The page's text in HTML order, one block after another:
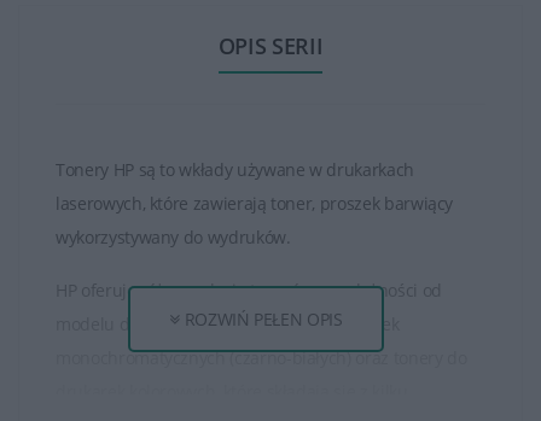
OPIS SERII
Tonery HP są to wkłady używane w drukarkach
laserowych, które zawierają toner, proszek barwiący
wykorzystywany do wydruków.
HP oferuje różne rodzaje tonerów, w zależności od
modelu drukarki. Istnieją tonery do drukarek
monochromatycznych (czarno-białych) oraz tonery do
ROZWIŃ PEŁEN OPIS